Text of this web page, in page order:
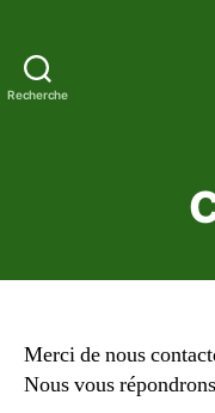
Recherche
Merci de nous
Nous vous